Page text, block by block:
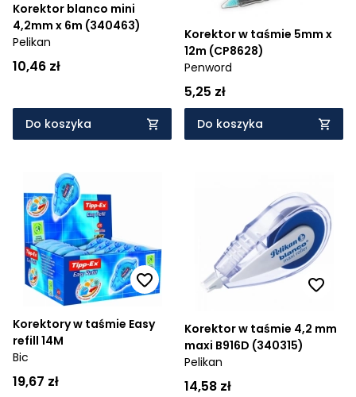
Korektor blanco mini
4,2mm x 6m (340463)
Pelikan
10,46 zł
Do koszyka
Korektor w taśmie 5mm x
12m (CP8628)
Penword
5,25 zł
Do koszyka
Korektory w taśmie Easy
refill 14M
Bic
19,67 zł
Korektor w taśmie 4,2 mm
maxi B916D (340315)
Pelikan
14,58 zł